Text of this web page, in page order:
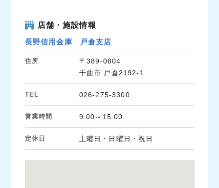
店舗・施設情報
長野信用金庫 戸倉支店
住所
〒389-0804
千曲市 戸倉2192-1
TEL 026-275-3300
営業時間 9:00～15:00
定休日 土曜日・日曜日・祝日